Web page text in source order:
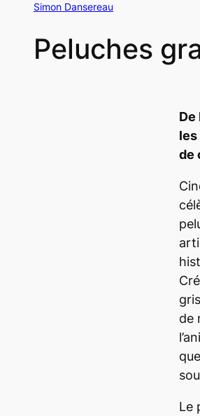
Simon Dansereau
Peluches
De
de
de
Le